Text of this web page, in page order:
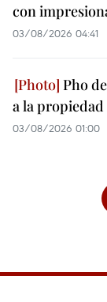
con
03/08/2026 04:41
Pho
a la
03/08/2026 01:00